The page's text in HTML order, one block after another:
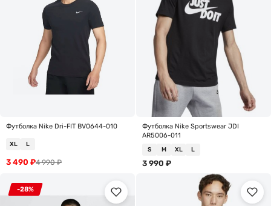
Футболка Nike Dri-FIT BV0644-010
XL L
4 990₽
3 490 ₽
Футболка Nike Sportswear JDI
AR5006-011
S M XL L
3 990 ₽
-28%